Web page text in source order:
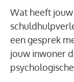
Wat heeft
een gesprek
jouw inwoner